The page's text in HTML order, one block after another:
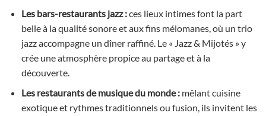
Les bars-restaurants jazz :ces lieux intimes font la part
belle à la qualité sonore et aux fins mélomanes, où un trio
jazz accompagne un dîner raffiné. Le « Jazz & Mijotés » y
crée une atmosphère propice au partage et à la
découverte.
Les restaurants de musique du monde :mêlant cuisine
exotique et rythmes traditionnels ou fusion, ils invitent les